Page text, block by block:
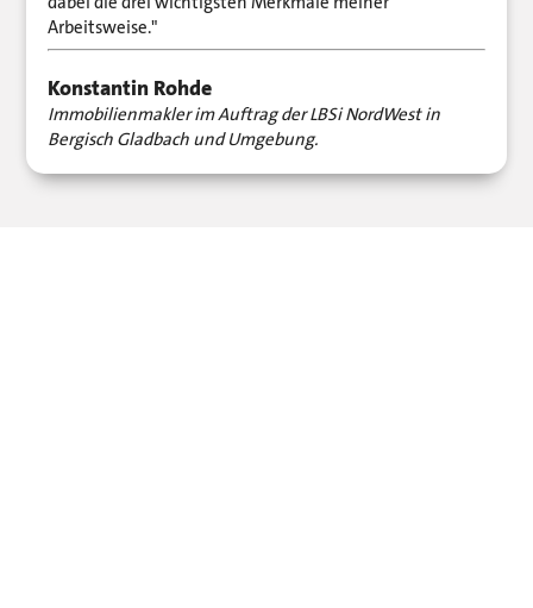
Arbeitsweise."
Konstantin Rohde
Immobilienmakler im Auftrag der LBSi NordWest in
Bergisch Gladbach und Umgebung.